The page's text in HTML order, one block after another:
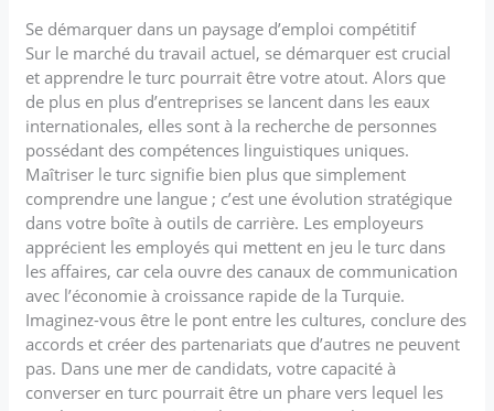
Se démarquer dans un paysage d’emploi compétitif
Sur le marché du travail actuel, se démarquer est crucial
et apprendre le turc pourrait être votre atout. Alors que
de plus en plus d’entreprises se lancent dans les eaux
internationales, elles sont à la recherche de personnes
possédant des compétences linguistiques uniques.
Maîtriser le turc signifie bien plus que simplement
comprendre une langue ; c’est une évolution stratégique
dans votre boîte à outils de carrière. Les employeurs
apprécient les employés qui mettent en jeu le turc dans
les affaires, car cela ouvre des canaux de communication
avec l’économie à croissance rapide de la Turquie.
Imaginez-vous être le pont entre les cultures, conclure des
accords et créer des partenariats que d’autres ne peuvent
pas. Dans une mer de candidats, votre capacité à
converser en turc pourrait être un phare vers lequel les